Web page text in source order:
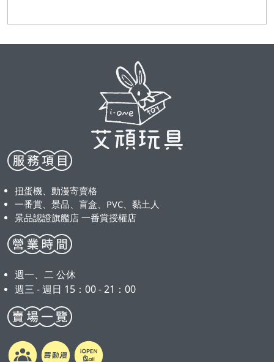
扭蛋機、動漫寄賣格
一番賞、景品、盲盒、PVC、黏土人
景品認證旗艦店 一番賞授權店
週一、二 公休
週三 - 週日 15：00 - 21：00